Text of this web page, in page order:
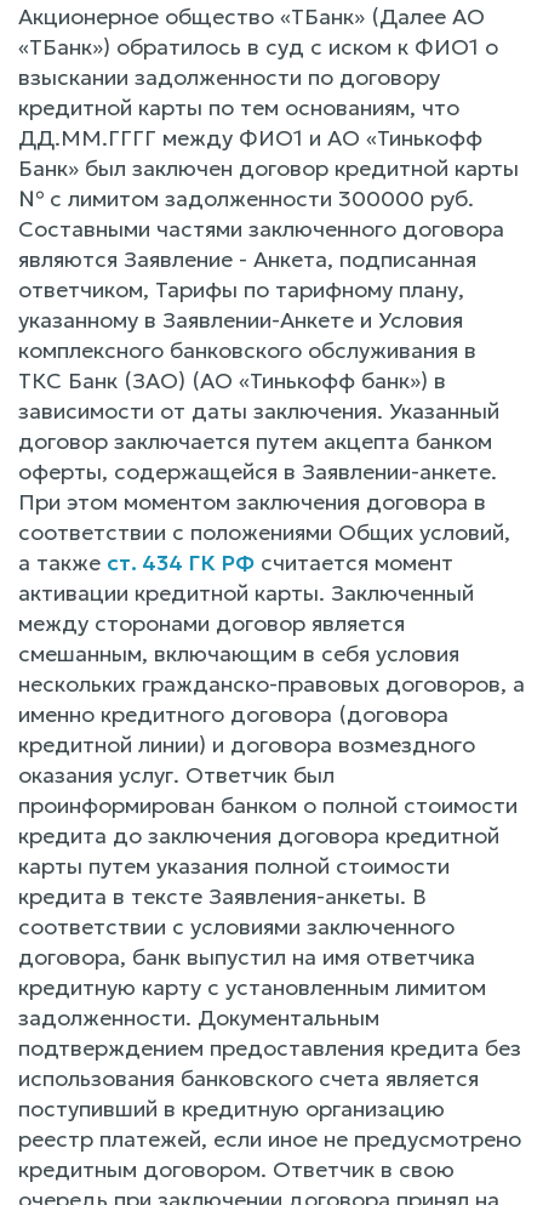
Акционерное общество «ТБанк» (Далее АО
«ТБанк») обратилось в суд с иском к ФИО1 о
взыскании задолженности по договору
кредитной карты по тем основаниям, что
ДД.ММ.ГГГГ между ФИО1 и АО «Тинькофф
Банк» был заключен договор кредитной карты
№ с лимитом задолженности 300000 руб.
Составными частями заключенного договора
являются Заявление - Анкета, подписанная
ответчиком, Тарифы по тарифному плану,
указанному в Заявлении-Анкете и Условия
комплексного банковского обслуживания в
ТКС Банк (ЗАО) (АО «Тинькофф банк») в
зависимости от даты заключения. Указанный
договор заключается путем акцепта банком
оферты, содержащейся в Заявлении-анкете.
При этом моментом заключения договора в
соответствии с положениями Общих условий,
а также ст. 434 ГК РФ считается момент
активации кредитной карты. Заключенный
между сторонами договор является
смешанным, включающим в себя условия
нескольких гражданско-правовых договоров, а
именно кредитного договора (договора
кредитной линии) и договора возмездного
оказания услуг. Ответчик был
проинформирован банком о полной стоимости
кредита до заключения договора кредитной
карты путем указания полной стоимости
кредита в тексте Заявления-анкеты. В
соответствии с условиями заключенного
договора, банк выпустил на имя ответчика
кредитную карту с установленным лимитом
задолженности. Документальным
подтверждением предоставления кредита без
использования банковского счета является
поступивший в кредитную организацию
реестр платежей, если иное не предусмотрено
кредитным договором. Ответчик в свою
очередь при заключении договора принял на